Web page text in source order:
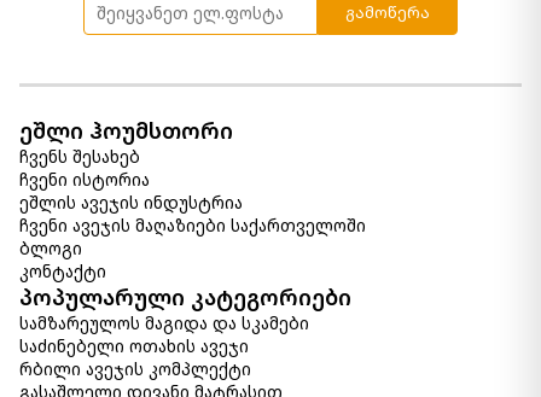
გამოწერა
ეშლი ჰოუმსთორი
ჩვენს შესახებ
ჩვენი ისტორია
ეშლის ავეჯის ინდუსტრია
ჩვენი ავეჯის მაღაზიები საქართველოში
ბლოგი
კონტაქტი
პოპულარული კატეგორიები
სამზარეულოს მაგიდა და სკამები
საძინებელი ოთახის ავეჯი
რბილი ავეჯის კომპლექტი
გასაშლელი დივანი მატრასით